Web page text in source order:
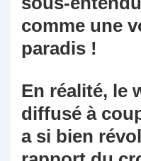
comme une
paradis !
En réalité, le
diffusé à
a si bien